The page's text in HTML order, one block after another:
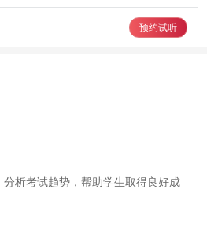
预约试听
析考试趋势，帮助学生取得良好成